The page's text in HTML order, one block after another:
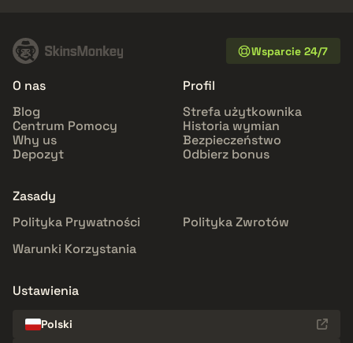
Wsparcie 24/7
O nas
Blog
Centrum Pomocy
Why us
Depozyt
Profil
Strefa użytkownika
Historia wymian
Bezpieczeństwo
Odbierz bonus
Zasady
Polityka Prywatności
Polityka Zwrotów
Warunki Korzystania
Ustawienia
Polski